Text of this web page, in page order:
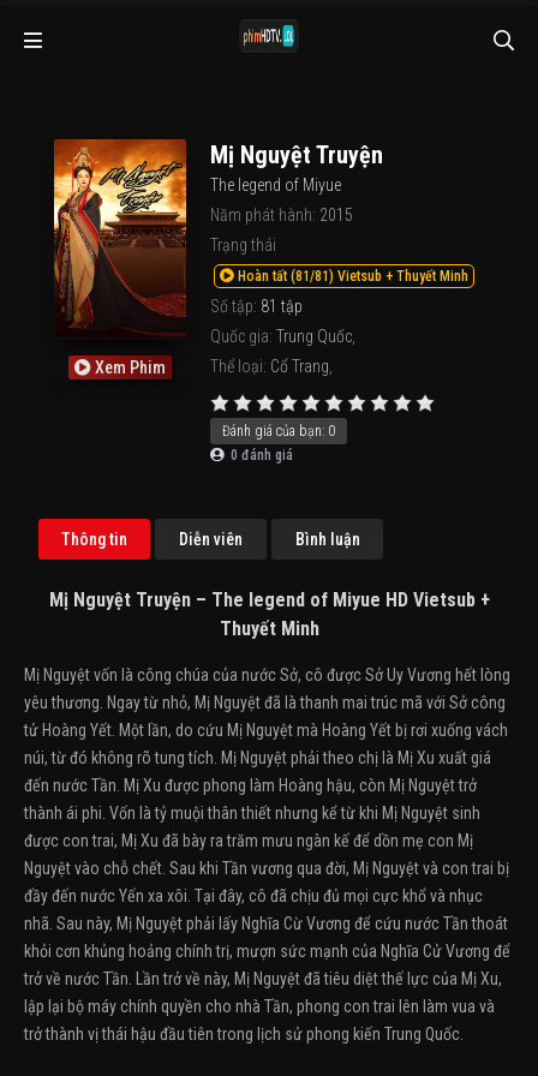
Xem Phim
Mị Nguyệt Truyện
The legend of Miyue
Năm phát hành: 2015
Trạng thái
Hoàn tất (81/81) Vietsub + Thuyết Minh
Số tập: 81 tập
Quốc gia: Trung Quốc
Thể loại: Cổ Trang
Đánh giá của bạn: 0
0 đánh giá
Thông tin Diễn viên Bình luận
Mị Nguyệt Truyện – The legend of Miyue HD Vietsub +
Thuyết Minh
Mị Nguyệt vốn là công chúa của nước Sở, cô được Sở Uy Vương hết lòng
yêu thương. Ngay từ nhỏ, Mị Nguyệt đã là thanh mai trúc mã với Sở công
tử Hoàng Yết. Một lần, do cứu Mị Nguyệt mà Hoàng Yết bị rơi xuống vách
núi, từ đó không rõ tung tích. Mị Nguyệt phải theo chị là Mị Xu xuất giá
đến nước Tần. Mị Xu được phong làm Hoàng hậu, còn Mị Nguyệt trở
thành ái phi. Vốn là tỷ muội thân thiết nhưng kể từ khi Mị Nguyệt sinh
được con trai, Mị Xu đã bày ra trăm mưu ngàn kế để dồn mẹ con Mị
Nguyệt vào chỗ chết. Sau khi Tần vương qua đời, Mị Nguyệt và con trai bị
đầy đến nước Yến xa xôi. Tại đây, cô đã chịu đủ mọi cực khổ và nhục
nhã. Sau này, Mị Nguyệt phải lấy Nghĩa Cừ Vương để cứu nước Tần thoát
khỏi cơn khủng hoảng chính trị, mượn sức mạnh của Nghĩa Cử Vương để
trở về nước Tần. Lần trở về này, Mị Nguyệt đã tiêu diệt thế lực của Mị Xu,
lập lại bộ máy chính quyền cho nhà Tần, phong con trai lên làm vua và
trở thành vị thái hậu đầu tiên trong lịch sử phong kiến Trung Quốc.